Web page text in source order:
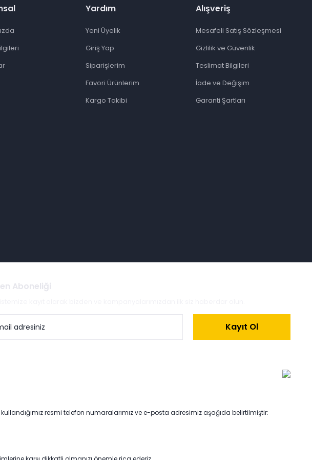
Yardım
Yeni Üyelik
Giriş Yap
Siparişlerim
Favori Ürünlerim
Kargo Takibi
Alışveriş
Mesafeli Satış Sözleşmesi
Gizlilik ve Güvenlik
Teslimat Bilgileri
İade ve Değişim
Garanti Şartları
Aboneliği
Kayıt Ol
resmi telefon numaralarımız ve e-posta adresimiz aşağıda belirtilmiştir: